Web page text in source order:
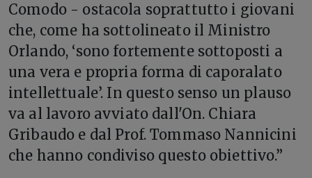
Comodo - ostacola soprattutto i giovani
che, come ha sottolineato il Ministro
Orlando, ‘sono fortemente sottoposti a
una vera e propria forma di caporalato
intellettuale’. In questo senso un plauso
va al lavoro avviato dall'On. Chiara
Gribaudo e dal Prof. Tommaso Nannicini
che hanno condiviso questo obiettivo.”